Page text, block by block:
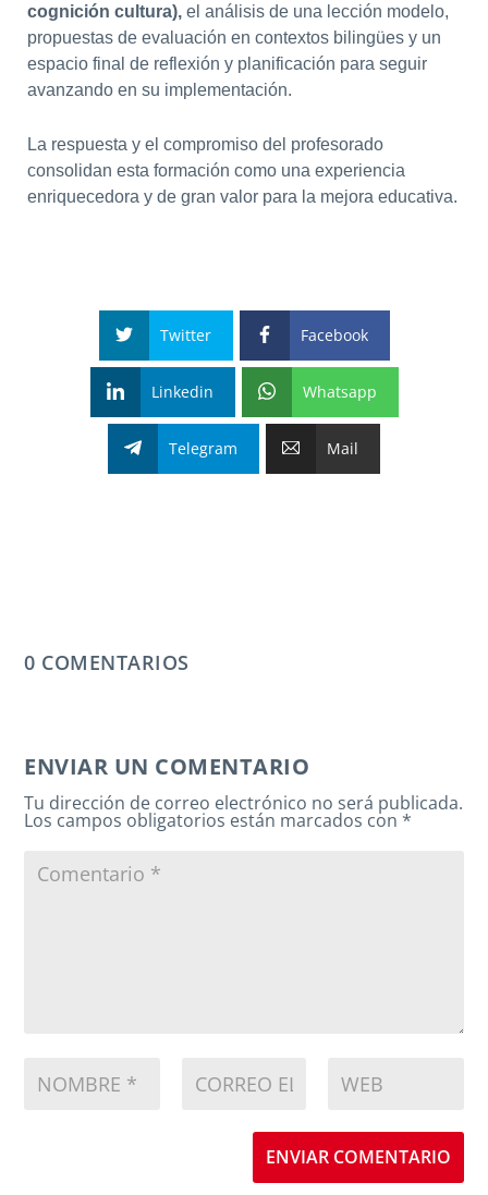
cognición cultura),el análisis de una lección modelo,
propuestas de evaluación en contextos bilingües y un
espacio final de reflexión y planificación para seguir
avanzando en su implementación.
La respuesta y el compromiso del profesorado
consolidan esta formación como una experiencia
enriquecedora y de gran valor para la mejora educativa.
Twitter Facebook
Linkedin Whatsapp
Telegram Mail
0 COMENTARIOS
ENVIAR UN COMENTARIO
Tu dirección de correo electrónico no será publicada.
Los campos obligatorios están marcados con*
ENVIAR COMENTARIO